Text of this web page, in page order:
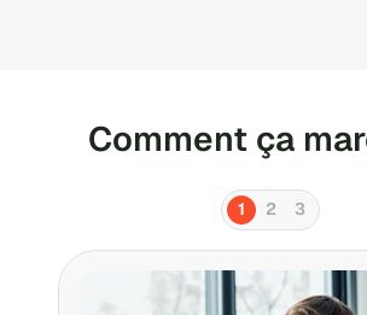
Comment ça
1 2 3